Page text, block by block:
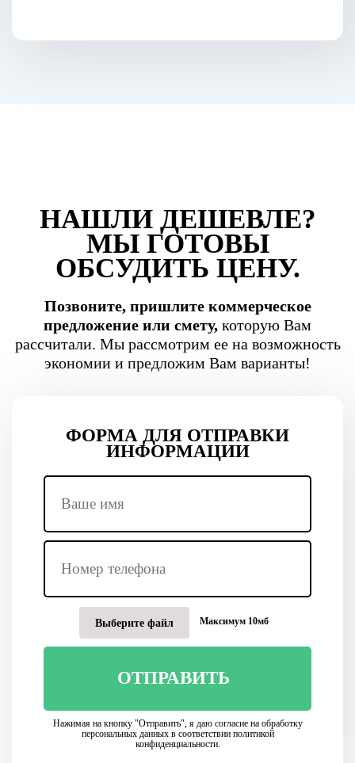
НАШЛИ ДЕШЕВЛЕ?
МЫ ГОТОВЫ
ОБСУДИТЬ ЦЕНУ.
Позвоните, пришлите коммерческое
предложение или смету, которую Вам
рассчитали. Мы рассмотрим ее на возможность
экономии и предложим Вам варианты!
ФОРМА ДЛЯ ОТПРАВКИ
ИНФОРМАЦИИ
Выберите файл Максимум 10мб
ОТПРАВИТЬ
Нажимая на кнопку "Отправить", я даю согласие на обработку
персональных данных в соответствии политикой
конфиденциальности.